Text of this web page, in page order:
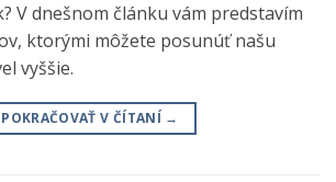
V dnešnom článku vám predstavím
ktorými môžete posunúť našu
vyššie.
POKRAČOVAŤ V ČÍTANÍ →